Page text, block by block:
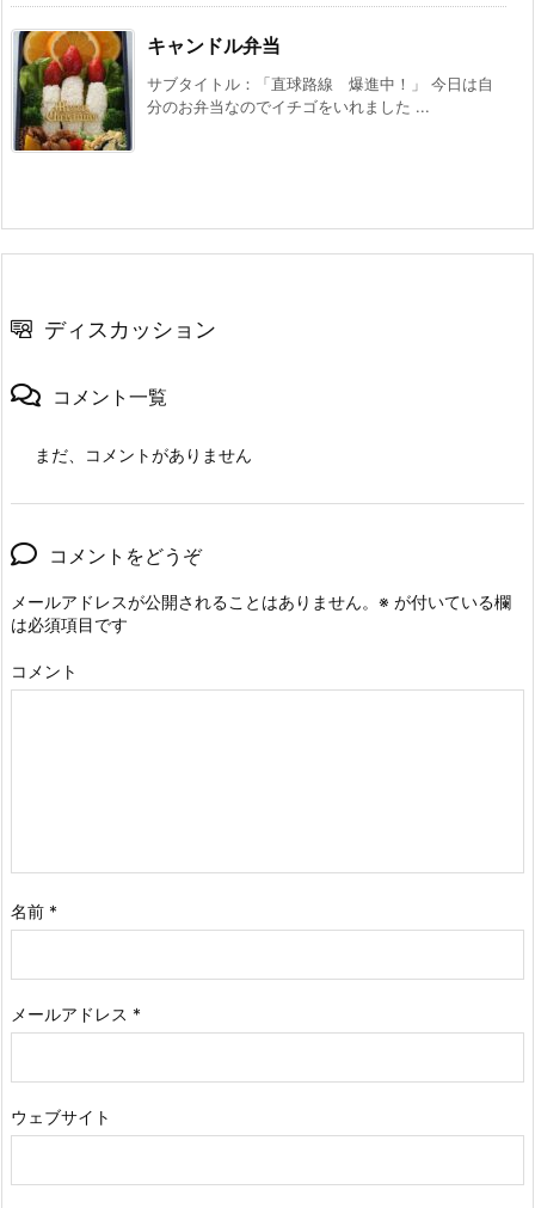
キャンドル弁当
サブタイトル：「直球路線 爆進中！」 今日は自
分のお弁当なのでイチゴをいれました ...
ディスカッション
コメント一覧
まだ、コメントがありません
コメントをどうぞ
メールアドレスが公開されることはありません。 ※ が付いている欄
は必須項目です
コメント
名前 *
メールアドレス *
ウェブサイト